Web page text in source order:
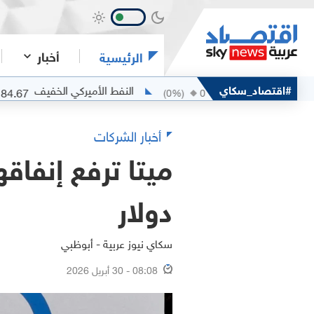
الرئيسية أخبار
#اقتصاد_سكاي
85.49
0
0%) النفط الأميركي الخفيف 84.67
0
(0%)
أخبار الشركات
دولار
سكاي نيوز عربية - أبوظبي
08:08 - 30 أبريل 2026